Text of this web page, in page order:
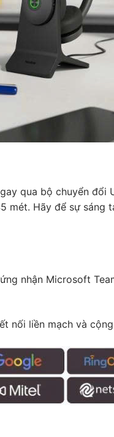
qua bộ chuyển
Hãy để sự
nhận Microsoft
nối liền mạch và